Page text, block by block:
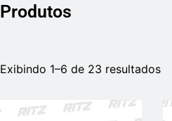
Produtos
Exibindo 1–6 de 23 resultadospor